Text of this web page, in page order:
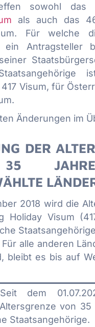
sowohl das
als auch das
Für welche
ein Antragsteller
Visum, für
Änderungen im
DER
2018 wird die
Holiday Visum
alle anderen
bleibt es bis auf
dem
von 35
Staatsangehörige.